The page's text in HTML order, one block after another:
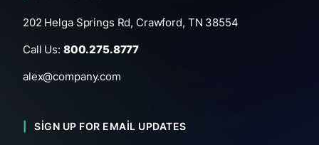
202 Helga Springs Rd, Crawford, TN 38554
Call Us: 800.275.8777
alex@company.com
SIGN UP FOR EMAIL UPDATES